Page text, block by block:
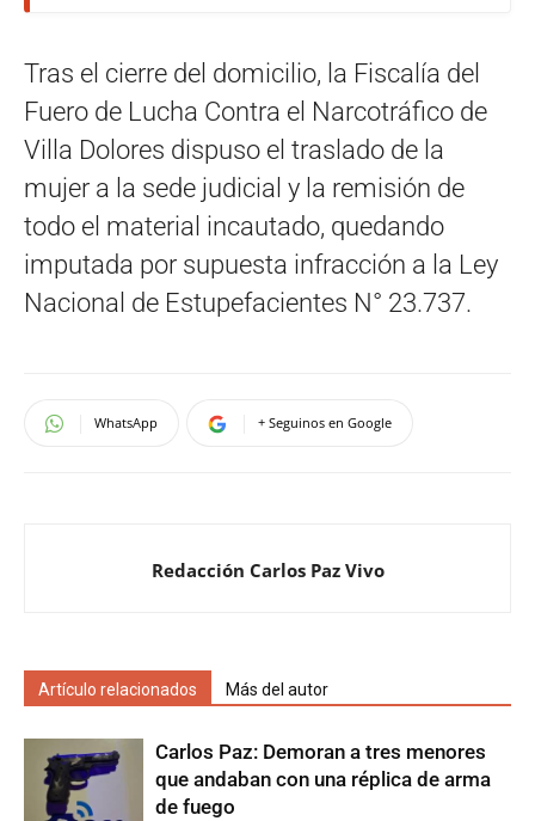
Tras el cierre del domicilio, la Fiscalía del
Fuero de Lucha Contra el Narcotráfico de
Villa Dolores dispuso el traslado de la
mujer a la sede judicial y la remisión de
todo el material incautado, quedando
imputada por supuesta infracción a la Ley
Nacional de Estupefacientes N° 23.737.
WhatsApp + Seguinos en Google
Redacción Carlos Paz Vivo
Artículo relacionados Más del autor
Carlos Paz: Demoran a tres menores
que andaban con una réplica de arma
de fuego